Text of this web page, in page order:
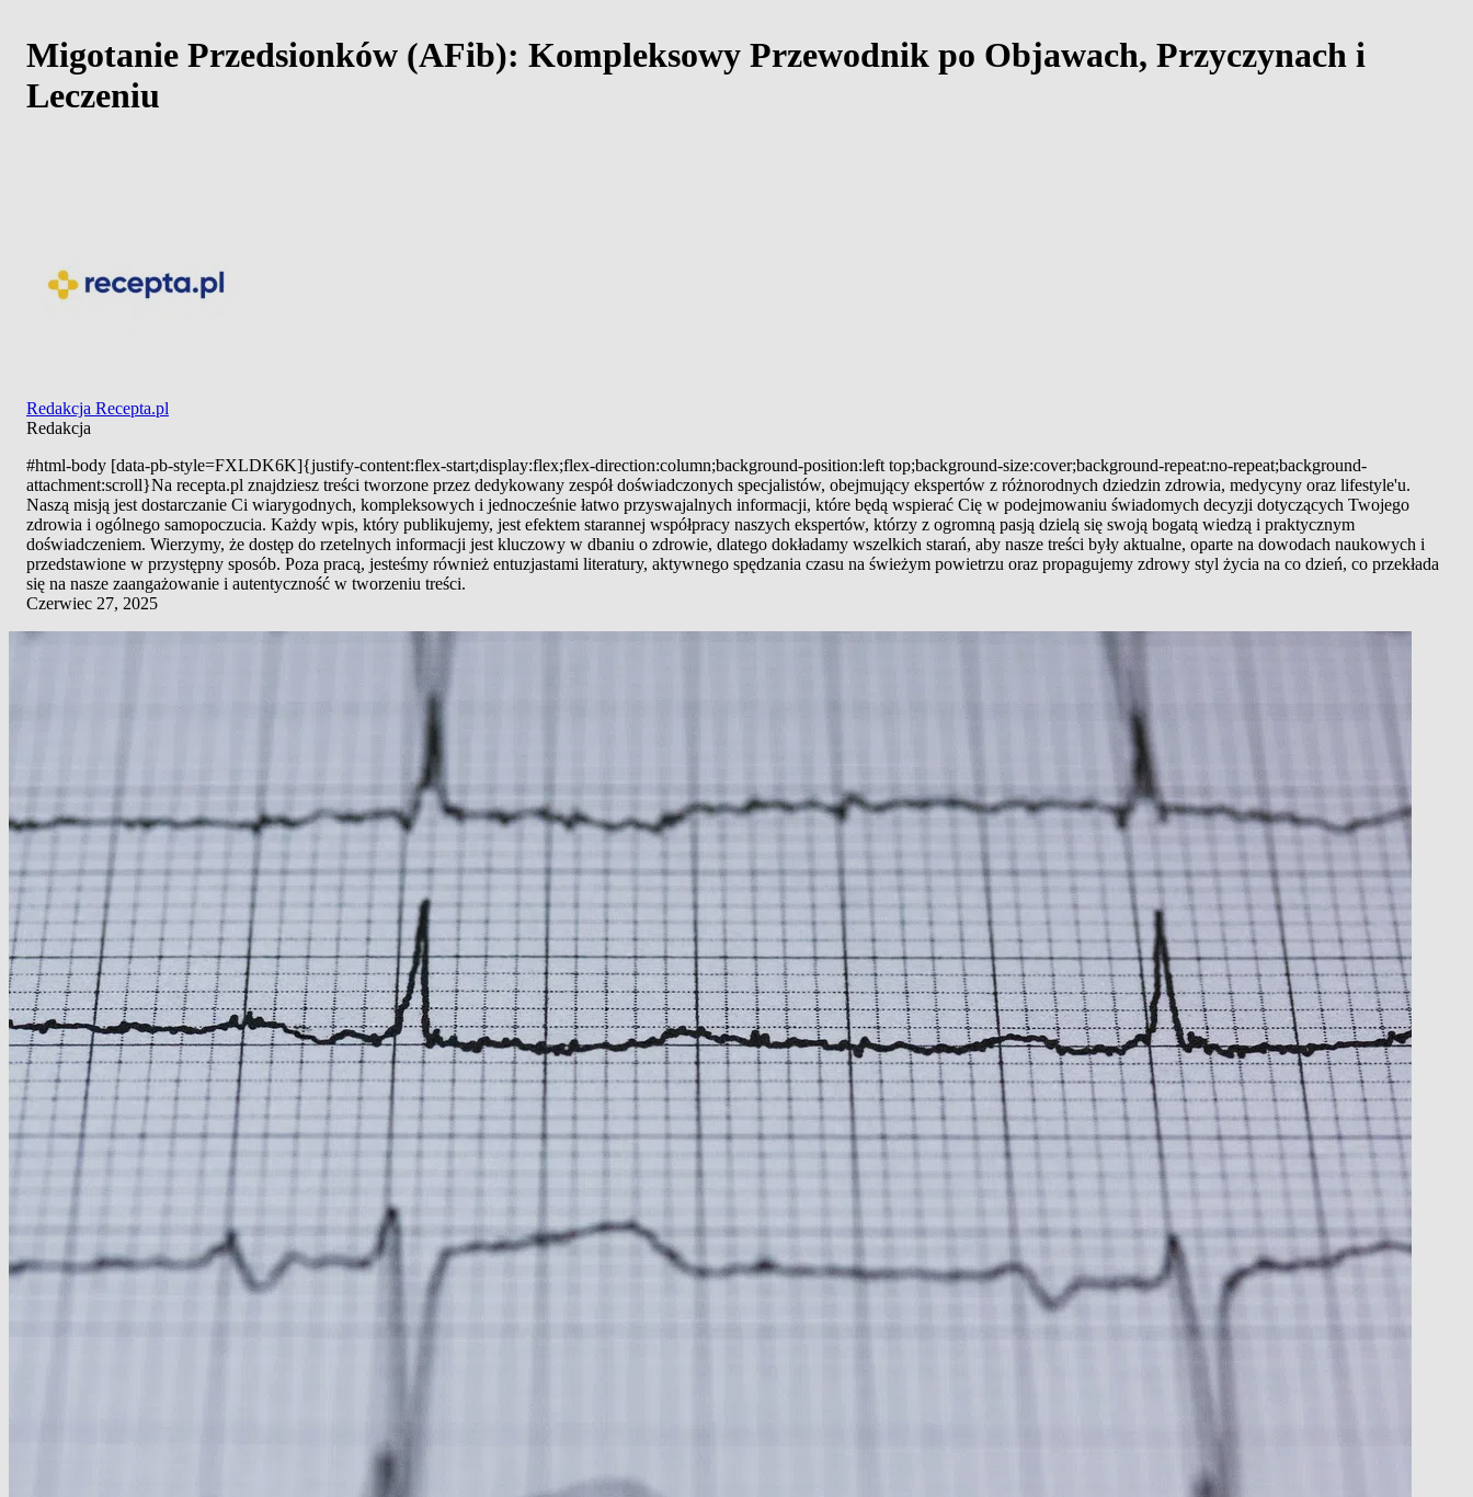
Migotanie Przedsionków (AFib): Kompleksowy Przewodnik po Objawach, Przyczynach i
Leczeniu
Redakcja Recepta.pl
Redakcja
#html-body [data-pb-style=FXLDK6K]{justify-content:flex-start;display:flex;flex-direction:column;background-position:left top;background-size:cover;background-repeat:no-repeat;background-
attachment:scroll}Na recepta.pl znajdziesz treści tworzone przez dedykowany zespół doświadczonych specjalistów, obejmujący ekspertów z różnorodnych dziedzin zdrowia, medycyny oraz lifestyle'u.
Naszą misją jest dostarczanie Ci wiarygodnych, kompleksowych i jednocześnie łatwo przyswajalnych informacji, które będą wspierać Cię w podejmowaniu świadomych decyzji dotyczących Twojego
zdrowia i ogólnego samopoczucia. Każdy wpis, który publikujemy, jest efektem starannej współpracy naszych ekspertów, którzy z ogromną pasją dzielą się swoją bogatą wiedzą i praktycznym
doświadczeniem. Wierzymy, że dostęp do rzetelnych informacji jest kluczowy w dbaniu o zdrowie, dlatego dokładamy wszelkich starań, aby nasze treści były aktualne, oparte na dowodach naukowych i
przedstawione w przystępny sposób. Poza pracą, jesteśmy również entuzjastami literatury, aktywnego spędzania czasu na świeżym powietrzu oraz propagujemy zdrowy styl życia na co dzień, co przekłada
się na nasze zaangażowanie i autentyczność w tworzeniu treści.
Czerwiec 27, 2025